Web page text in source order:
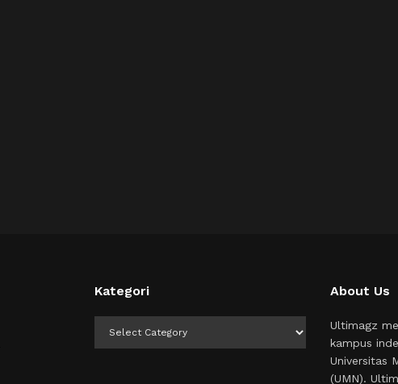
Kategori About Us
Ultimagz
kampus
Universitas
(UMN).